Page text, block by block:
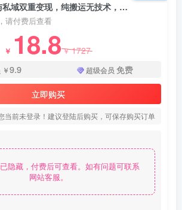
视频号分成计划与私域双重变现，纯搬运无技术，日入 3~5 位数 - 资源之家
请付费后查看
￥ 18.8￥1727
￥9.9 超级会员 免费
立即购买
当前未登录！建议登陆后购买，可保存购买订单
隐藏，付费后可查看。如有问题可联系
网站客服。